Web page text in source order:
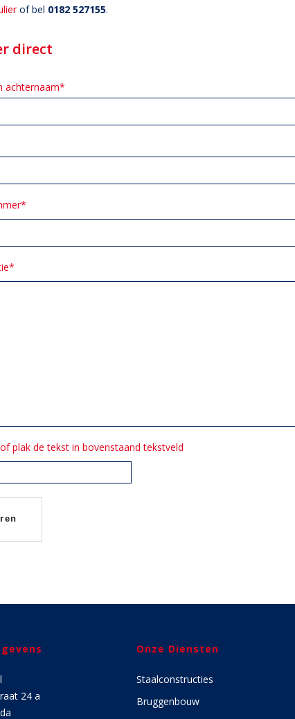
of bel 0182 527155.
direct
achternaam*
plak de tekst in bovenstaand tekstveld
24 a
Onze Diensten
Staalconstructies
Bruggenbouw